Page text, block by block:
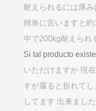
耐えられるには厚
簡単に言いますと
中で200kg耐えられ
Si tal producto
いただけますか 現
すが腐ると折れて
してます 出来まし